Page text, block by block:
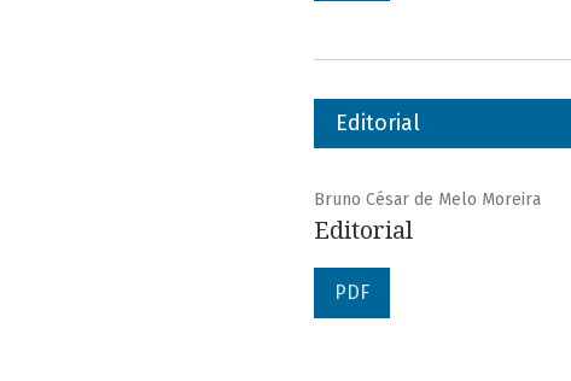
Editorial
Bruno César de Melo Moreira
Editorial
PDF